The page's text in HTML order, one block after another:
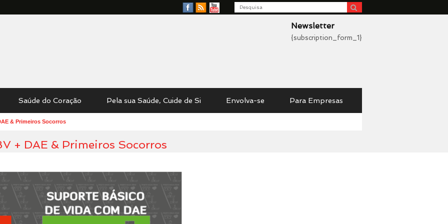
Facebook
RSS
YouTube
Search
Newsletter
{subscription_form_1}
Saúde do Coração Pela sua Saúde, Cuide de Si Envolva-se Para Empresas
& Primeiros Socorros
+ DAE & Primeiros Socorros